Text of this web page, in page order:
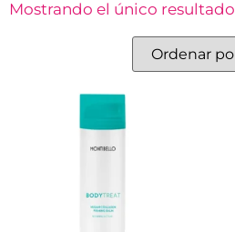
Mostrando el único resultado